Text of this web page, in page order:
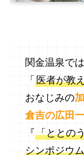
関金温泉で
「医者が教
おなじみの
倉吉の広田
『「ととの
シンポジウ